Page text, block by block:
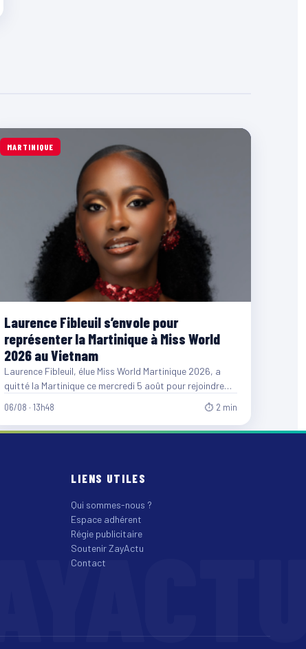
MARTINIQUE
Laurence Fibleuil s’envole pour
représenter la Martinique à Miss World
2026 au Vietnam
Laurence Fibleuil, élue Miss World Martinique 2026, a
quitté la Martinique ce mercredi 5 août pour rejoindre
06/08 · 13h48 ⏱ 2 min
LIENS UTILES
Qui sommes-nous ?
Espace adhérent
Régie publicitaire
Soutenir ZayActu
Contact